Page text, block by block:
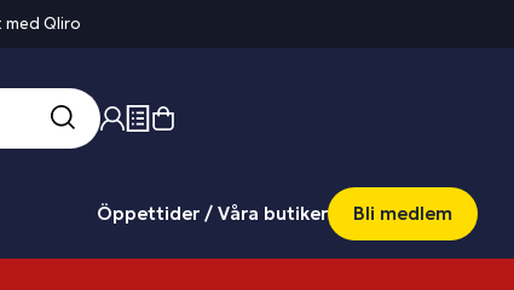
med Qliro
Öppettider / Våra butiker Bli medlem